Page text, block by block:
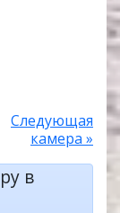
Следующая
камера »
в